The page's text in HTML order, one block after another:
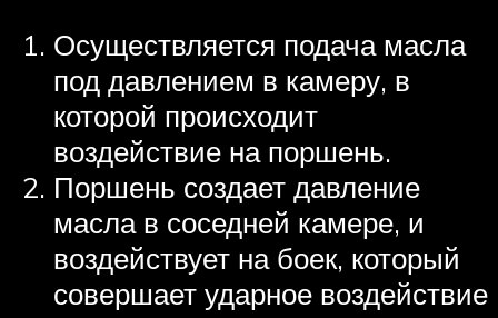
Осуществляется подача масла
под давлением в камеру, в
которой происходит
воздействие на поршень.
Поршень создает давление
масла в соседней камере, и
воздействует на боек, который
совершает ударное воздействие